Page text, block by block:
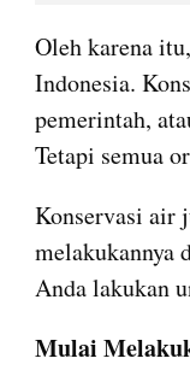
Oleh karena
Indonesia.
pemerintah,
Tetapi semua
Konservasi air
melakukannya
Anda lakukan
Mulai